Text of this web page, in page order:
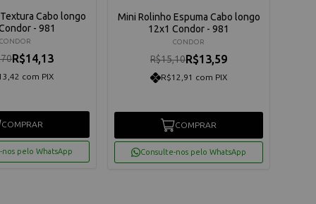
Cabo longo
- 981
CONDOR
R$14,13
com PIX
COMPRAR
nos pelo WhatsApp
Mini Rolinho Espuma Cabo longo
12x1 Condor - 981
CONDOR
R$15,10R$13,59
R$12,91 com PIX
COMPRAR
Consulte-nos pelo WhatsApp